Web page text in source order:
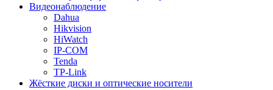
Видеонаблюдение
Dahua
Hikvision
HiWatch
IP-COM
Tenda
TP-Link
Жёсткие диски и оптические носители